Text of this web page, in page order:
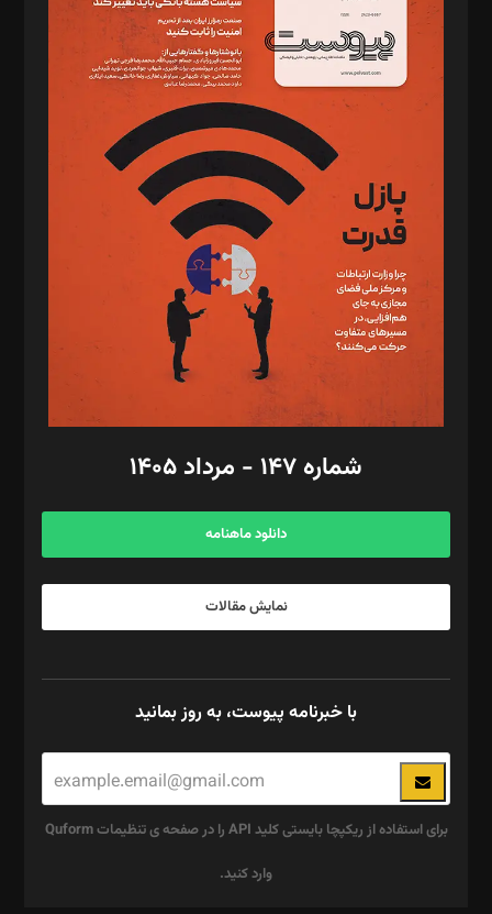
د‌بیر ناداستان: سمانه سمیع
د‌بیر خدمت و تجارت: ابوالفضل رجبی
د‌بیر حقوق فناوری: حسام‌الدین ایپکچی
د‌بیر پیوست جهان: مینا پاکدل
د‌بیر تحریریه آنلاین: بابک نقاش
تحریریه‌: مجتبی محمود‌ی، آرش برهمند، یسنا امان‌پور، سروش کرمیان،
مصطفی مسجدی آرانی، ابوالفضل رجبی، زهرا فکرانه، فائزه فتحی
رستمی،مصطفی باستان
ویرایش: نگار استاد‌‌آقا
طراح یونیفرم: مجید توکلی
فیلمبرداری و عکاسی: امیر شفیعی، مانی لطفی زاده
گرافیک و صفحه‌آرایی: سید‌سبحان‌علی ثابت
مد‌یر توسعه تجاری: کامبیز برید‌
امور مالی: شاپور رهبری، محمد‌ کاظمی‌نیا
آگهی و مشترکین: ۰۹۱۹۹۹۹۰۴۵۴
شماره ۱۴۷ - مرداد ۱۴۰۵
دانلود ماهنامه
نمایش مقالات
با خبرنامه پیوست، به روز بمانید
برای استفاده از ریکپچا بایستی کلید API را در صفحه ی تنظیمات Quform
وارد کنید.